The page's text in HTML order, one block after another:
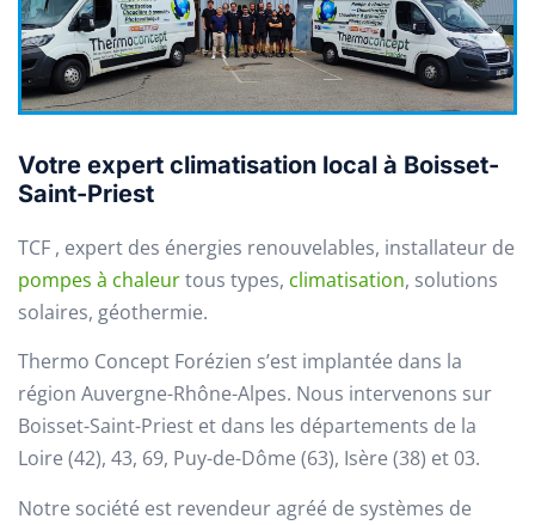
Votre expert climatisation local à Boisset-
Saint-Priest
TCF , expert des énergies renouvelables, installateur de
pompes à chaleurtous types, climatisation, solutions
solaires, géothermie.
Thermo Concept Forézien s’est implantée dans la
région Auvergne-Rhône-Alpes. Nous intervenons sur
Boisset-Saint-Priest et dans les départements de la
Loire (42), 43, 69, Puy-de-Dôme (63), Isère (38) et 03.
Notre société est revendeur agréé de systèmes de